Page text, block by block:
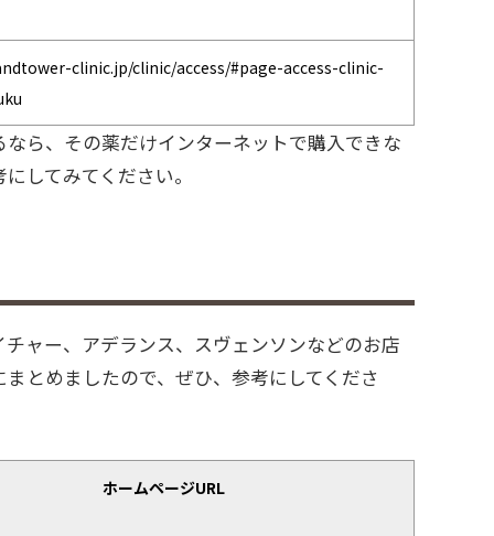
clinic.jp/clinic/access/#page-access-clinic-
ら、その薬だけインターネットで購入できな
してみてください。
ャー、アデランス、スヴェンソンなどのお店
とめましたので、ぜひ、参考にしてくださ
ホームページURL